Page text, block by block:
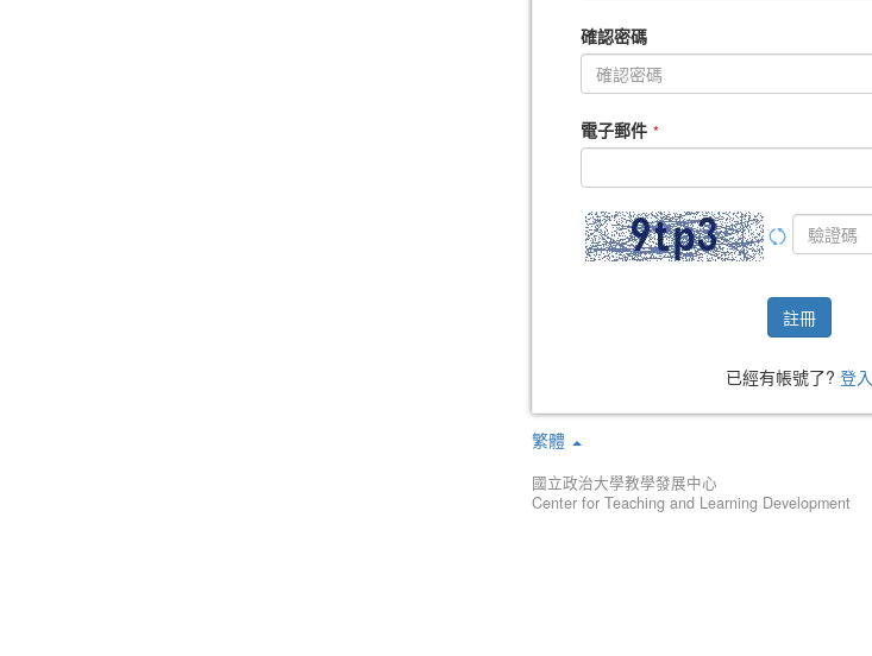
確認密碼
電子郵件
註冊
已經有帳號了? 登入
繁體
國立政治大學教學發展中心
Center for Teaching and Learning Development